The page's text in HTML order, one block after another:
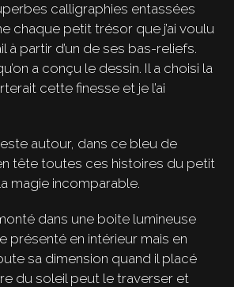
calligraphies entassées
chaque petit trésor que j’ai voulu
à partir d’un de ses bas-reliefs.
a conçu le dessin. Il a choisi la
cette finesse et je l’ai
autour, dans ce bleu de
tête toutes ces histoires du petit
magie incomparable.
dans une boite lumineuse
présenté en intérieur mais en
sa dimension quand il placé
du soleil peut le traverser et